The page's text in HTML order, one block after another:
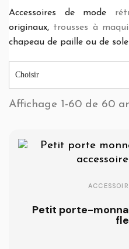
Accessoires de mode
originaux, trousses à
chapeau de paille ou de
Choisir
Affichage 1-60 de 60
Petit porte-